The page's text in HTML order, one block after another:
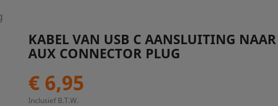
KABEL VAN USB C AANSLUITING
AUX CONNECTOR PLUG
€ 6,95
Inclusief B.T.W.